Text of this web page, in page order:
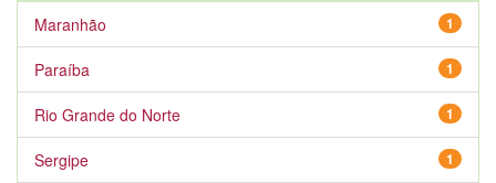
1
Maranhão
1
Paraíba
1
Rio Grande do Norte
1
Sergipe